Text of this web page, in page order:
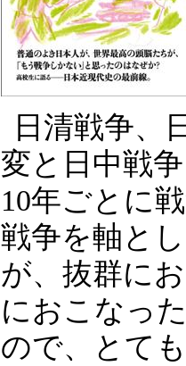
日清戦争、
変と日中戦
10年ごとに
戦争を軸と
が、抜群に
におこなっ
ので、とて